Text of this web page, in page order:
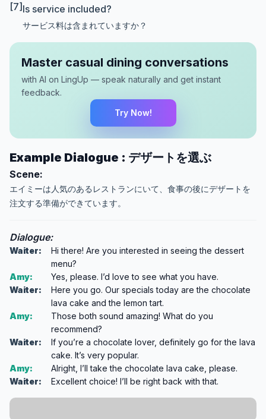
[7] Is service included?
サービス料は含まれていますか？
Master casual dining conversations
with AI on LingUp — speak naturally and get instant
feedback.
Try Now!
Example Dialogue : デザートを選ぶ
Scene:
エイミーは人気のあるレストランにいて、食事の後にデザートを
注文する準備ができています。
Dialogue:
Waiter:
Hi there! Are you interested in seeing the dessert
menu?
Amy:
Yes, please. I’d love to see what you have.
Waiter:
Here you go. Our specials today are the chocolate
lava cake and the lemon tart.
Amy:
Those both sound amazing! What do you
recommend?
Waiter:
If you’re a chocolate lover, definitely go for the lava
cake. It’s very popular.
Amy:
Alright, I’ll take the chocolate lava cake, please.
Waiter:
Excellent choice! I’ll be right back with that.